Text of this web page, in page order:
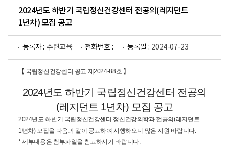
2024년도 하반기 국립정신건강센터 전공의(레지던트
1년차) 모집 공고
등록자 : 수련교육 전화번호 : 등록일 : 2024-07-23
【 국립정신건강센터 공고 제2024-88호 】
2024년도 하반기 국립정신건강센터 전공의
(레지던트 1년차) 모집 공고
2024년도 하반기 국립정신건강센터 정신건강의학과 전공의(레지던트
1년차) 모집을 다음과 같이 공고하여 시행하오니 많은 지원 바랍니다.
* 세부내용은 첨부파일을 참고하시기 바랍니다.